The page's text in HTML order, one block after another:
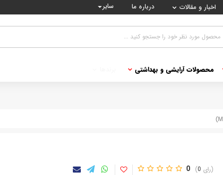
اخبار و مقالات درباره ما سایر
محصولات آرایشی و بهداشتی
0 0